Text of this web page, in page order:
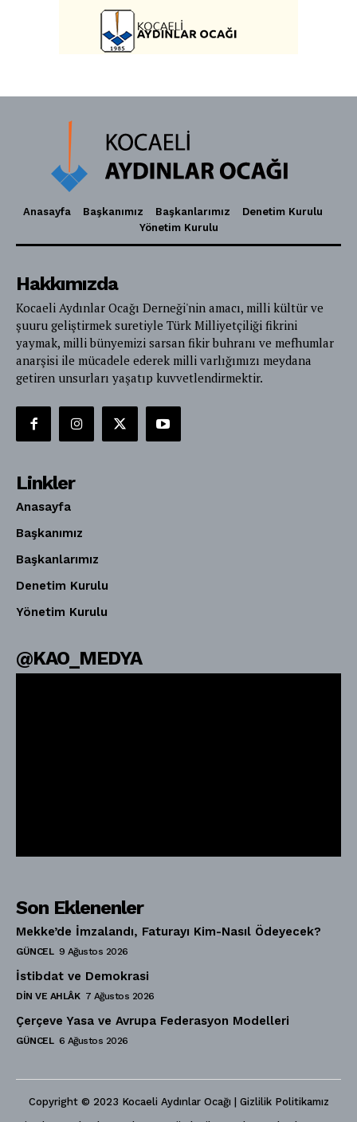
Anasayfa Başkanımız Başkanlarımız
Denetim Kurulu
Yönetim Kurulu
Hakkımızda
Kocaeli Aydınlar Ocağı Derneği'nin amacı, milli kültür ve
şuuru geliştirmek suretiyle Türk Milliyetçiliği fikrini
yaymak, milli bünyemizi sarsan fikir buhranı ve mefhumlar
anarşisi ile mücadele ederek milli varlığımızı meydana
getiren unsurları yaşatıp kuvvetlendirmektir.
Linkler
Anasayfa
Başkanımız
Başkanlarımız
Denetim Kurulu
Yönetim Kurulu
@KAO_MEDYA
Son Eklenenler
Mekke’de İmzalandı, Faturayı Kim-Nasıl Ödeyecek?
GÜNCEL 9 Ağustos 2026
İstibdat ve Demokrasi
DIN VE AHLÂK 7 Ağustos 2026
Çerçeve Yasa ve Avrupa Federasyon Modelleri
GÜNCEL 6 Ağustos 2026
Copyright © 2023 Kocaeli Aydınlar Ocağı | Gizlilik Politikamız